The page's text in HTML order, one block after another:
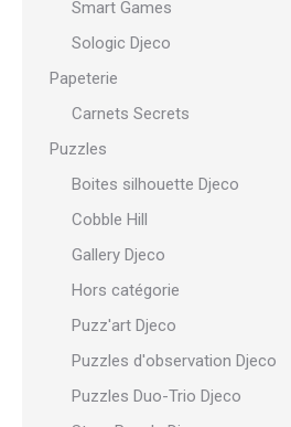
Smart Games
Sologic Djeco
Papeterie
Carnets Secrets
Puzzles
Boites silhouette Djeco
Cobble Hill
Gallery Djeco
Hors catégorie
Puzz'art Djeco
Puzzles d'observation Djeco
Puzzles Duo-Trio Djeco